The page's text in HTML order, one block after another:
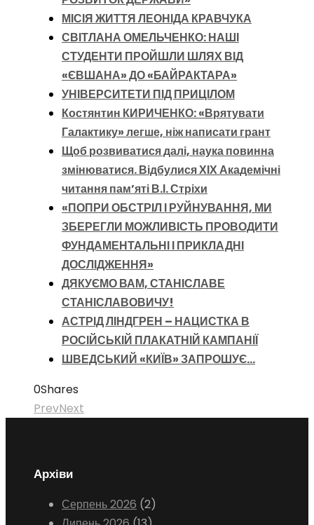
МІСІЯ ЖИТТЯ ЛЕОНІДА КРАВЧУКА
СВІТЛАНА ОМЕЛЬЧЕНКО: НАШІ
СТУДЕНТИ ПРОЙШЛИ ШЛЯХ ВІД
«ЄВШАНА» ДО «БАЙРАКТАРА»
УНІВЕРСИТЕТИ ПІД ПРИЦІЛОМ
Костянтин КИРИЧЕНКО: «Врятувати
Галактику» легше, ніж написати грант
Щоб розвиватися далі, наука повинна
змінюватися. Відбулися ХІХ Академічні
читання пам’яті В.І. Стріхи
«ПОПРИ ОБСТРІЛ І РУЙНУВАННЯ, МИ
ЗБЕРЕГЛИ МОЖЛИВІСТЬ ПРОВОДИТИ
ФУНДАМЕНТАЛЬНІ І ПРИКЛАДНІ
ДОСЛІДЖЕННЯ»
ДЯКУЄМО ВАМ, СТАНІСЛАВЕ
СТАНІСЛАВОВИЧУ!
АСТРІД ЛІНДГРЕН – НАЦИСТКА В
РОСІЙСЬКІЙ ПЛАКАТНІЙ КАМПАНІЇ
ШВЕДСЬКИЙ «КИЇВ» ЗАПРОШУЄ…
0Shares
PrevNext
Архіви
Серпень 2026 (2)